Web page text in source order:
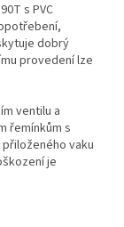
s PVC
dobrý
provedení lze
ventilu a
řemínkům s
vaku
je